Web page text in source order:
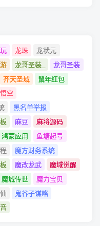
龙珠
龙状元
龙哥圣装_
龙哥圣装
齐天圣域
鼠年红包
空
黑名单举报
麻豆
麻将源码
鸿蒙应用
鱼塘起号
魔方财务系统
魔改龙武
魔域觉醒
魔城传世
魔力宝贝
鬼谷子谋略